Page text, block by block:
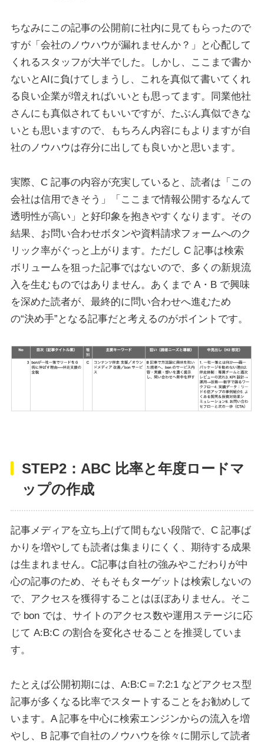
ちなみにこの記事の公開前に社内に見てもらったので
すが「会社のノウハウが漏れませんか？」と心配して
くれるスタッフが大半でした。しかし、ここまで書か
ないとAIに負けてしまうし、これを真似て書いてくれ
る良い企業が増えればいいとも思ってます。同業他社
さんにも真似されてもいいですが、たぶん真似できな
いとも思いますので、もちろん内容にもよりますが自
社のノウハウは存分に出しても良いかと思います。
実際、C 記事の内容が充実していると、読者は「この
会社は信用できそう」「ここまで情報公開するなんて
透明性が高い」と好印象を抱きやすくなります。その
結果、お問い合わせボタンや資料請求フォームへのク
リック率がぐっと上がります。ただし C 記事は検索
ボリュームを狙った記事ではないので、多くの新規流
入を生むものではありません。あくまで A・B で興味
を深めた読者が、最終的に問い合わせへ進むため
の“決め手”となる記事だと考えるのがポイントです。
STEP2：ABC 比率と年度ロードマ
ップの作成
記事メディアを立ち上げて間もない段階で、C 記事ば
かりを増やしても読者は集まりにくく、期待する成果
は生まれません。C記事は自社の強みやこだわりが中
心の記事のため、そもそもターゲットは検索しないの
で、アクセスを獲得することはほぼありません。そこ
で bon では、サイトのアクセス数や運用ステージに応
じて A:B:C の割合を変化させることを推奨していま
す。
たとえば公開初期には、A:B:C＝7:2:1 などアクセス型
記事が多くなる比率でスタートすることをお勧めして
います。A 記事を中心に検索エンジンからの流入を増
やし、B 記事で自社のノウハウを徐々に開示して読者